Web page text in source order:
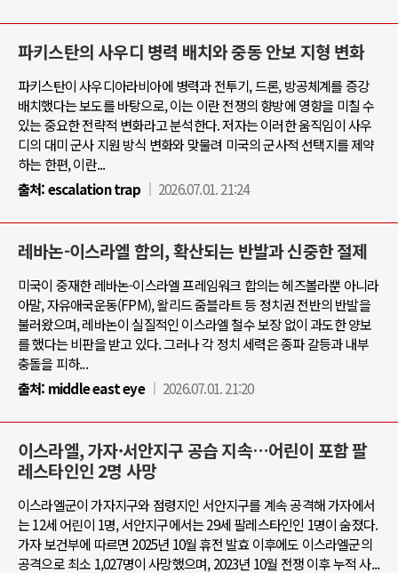
파키스탄의 사우디 병력 배치와 중동 안보 지형 변화
파키스탄이 사우디아라비아에 병력과 전투기, 드론, 방공체계를 증강
배치했다는 보도를 바탕으로, 이는 이란 전쟁의 향방에 영향을 미칠 수
있는 중요한 전략적 변화라고 분석한다. 저자는 이러한 움직임이 사우
디의 대미 군사 지원 방식 변화와 맞물려 미국의 군사적 선택지를 제약
하는 한편, 이란...
출처:escalation trap 2026.07.01. 21:24
레바논-이스라엘 합의, 확산되는 반발과 신중한 절제
미국이 중재한 레바논-이스라엘 프레임워크 합의는 헤즈볼라뿐 아니라
아말, 자유애국운동(FPM), 왈리드 줌블라트 등 정치권 전반의 반발을
불러왔으며, 레바논이 실질적인 이스라엘 철수 보장 없이 과도한 양보
를 했다는 비판을 받고 있다. 그러나 각 정치 세력은 종파 갈등과 내부
충돌을 피하...
출처: middle east eye 2026.07.01. 21:20
이스라엘, 가자·서안지구 공습 지속…어린이 포함 팔
레스타인인 2명 사망
이스라엘군이 가자지구와 점령지인 서안지구를 계속 공격해 가자에서
는 12세 어린이 1명, 서안지구에서는 29세 팔레스타인인 1명이 숨졌다.
가자 보건부에 따르면 2025년 10월 휴전 발효 이후에도 이스라엘군의
공격으로 최소 1,027명이 사망했으며, 2023년 10월 전쟁 이후 누적 사...